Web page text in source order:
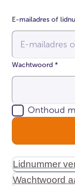
E-mailadres of
Wachtwoord *
Onthoud
Lidnummer
Wachtwoord